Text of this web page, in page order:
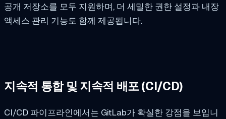
공개 저장소를 모두 지원하며, 더 세밀한 권한 설정과 내장
액세스 관리 기능도 함께 제공됩니다.
지속적 통합 및 지속적 배포 (CI/CD)
CI/CD 파이프라인에서는 GitLab가 확실한 강점을 보입니